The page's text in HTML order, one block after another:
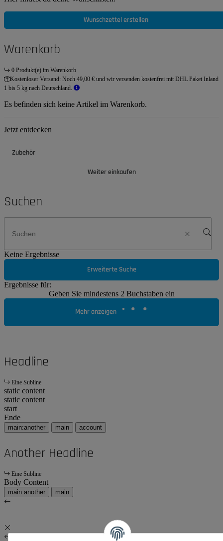
Wunschzettel erstellen
Warenkorb
0 Produkt(e) im Warenkorb
Kostenloser Versand: Noch 49,00 € und wir versenden kostenfrei mit DHL Paket Inland
1 bis 5 kg nach Deutschland.
Es befinden sich keine Artikel im Warenkorb.
Jetzt entdecken
Zubehör
Weiter einkaufen
Suchen
Keine Ergebnisse
Erweiterte Suche
Ergebnisse für:
Geben Sie mindestens 2 Buchstaben ein
Mehr anzeigen
Headline
Eine Subline
static content
static content
start
Ende
main:another main account
Another Headline
Eine Subline
Body Content
main:another main